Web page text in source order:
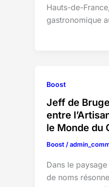
Hauts-de-
gastronomique
Boost
Jeff de
entre
le Monde du
Boost/
Dans le
de noms